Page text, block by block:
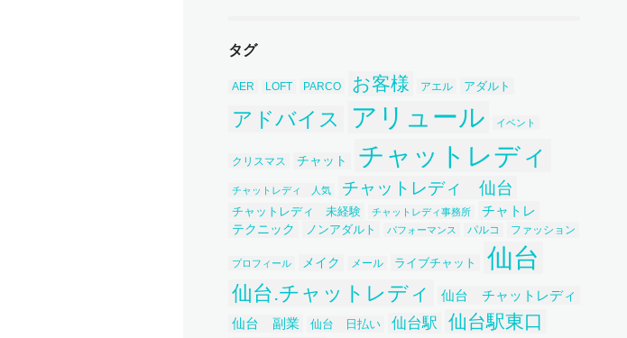
タグ
AER LOFT PARCO お客様 アエル アダルト
アドバイス アリュール イベント
クリスマス チャット チャットレディ
チャットレディ 人気 チャットレディ 仙台
チャットレディ 未経験 チャットレディ事務所 チャトレ
テクニック ノンアダルト パフォーマンス パルコ ファッション
プロフィール メイク メール ライブチャット 仙台
仙台.チャットレディ 仙台 チャットレディ
仙台 副業 仙台 日払い 仙台駅 仙台駅東口